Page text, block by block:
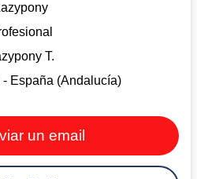
T.
España (Andalucía)
un email